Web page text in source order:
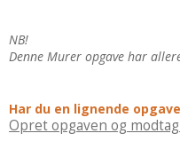
Om Materialer
VVS
Montage Og Udskiftning
NB!
Denne Murer opgave har
Har du en lignende
Opret opgaven og